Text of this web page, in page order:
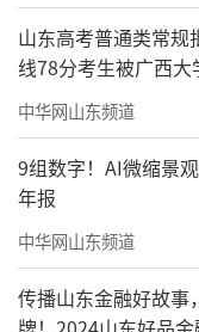
愿赏画之人皆
随；更盼伟大的
（文/李善
山东高考普通类常规
线78分考生被广西
中华网山东频道
9组数字！AI微缩景
年报
中华网山东频道
传播山东金融好故事